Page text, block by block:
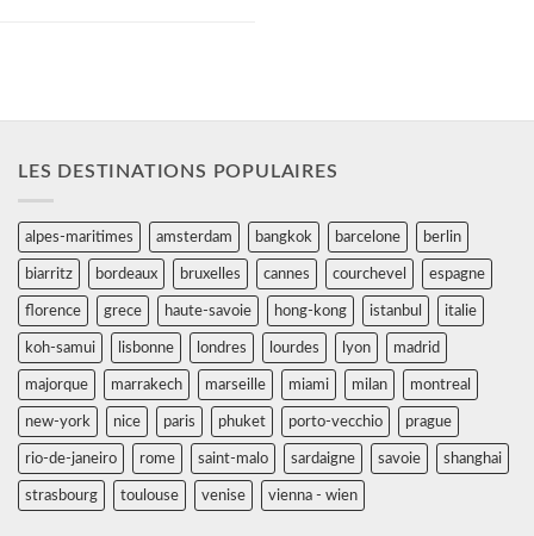
LES DESTINATIONS POPULAIRES
alpes-maritimes amsterdam bangkok barcelone berlin
biarritz bordeaux bruxelles cannes courchevel espagne
florence grece haute-savoie hong-kong istanbul italie
koh-samui lisbonne londres lourdes lyon madrid
majorque marrakech marseille miami milan montreal
new-york nice paris phuket porto-vecchio prague
rio-de-janeiro rome saint-malo sardaigne savoie shanghai
strasbourg toulouse venise vienna - wien